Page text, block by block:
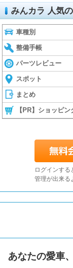
みんカラ 人気
車種別
整備手帳
パーツレビュー
スポット
まとめ
【PR】ショッピン
ログインする
管理が出来る
あなたの愛車